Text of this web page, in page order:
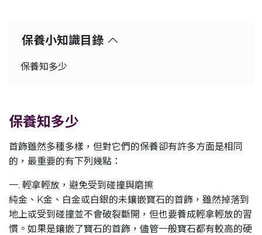
保養小知識目錄
保養知多少
保養知多少
首飾雖然多種多樣，但對它們的保養卻有許多方面是相同
的，最重要的有下列幾點：
一. 輕拿輕放，避免受到碰撞與磨擦
純金、K金、白金或白銀的未鑲嵌寶石的首飾，雖然掉落到
地上或受到碰撞並不會破裂斷開，但也要養成輕拿輕放的習
慣。如果是鑲嵌了寶石的首飾，儘管一般寶石都有較高的硬